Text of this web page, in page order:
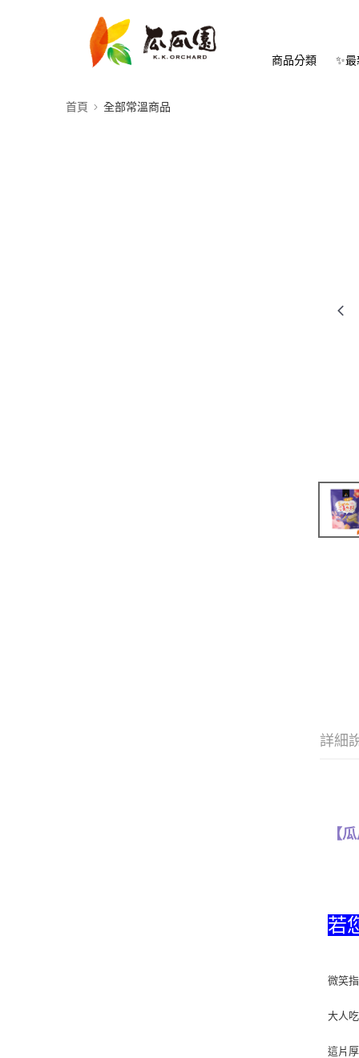
商品分類 ✨
首頁 全部常溫商品
詳細
【
若
微笑
大人
這片